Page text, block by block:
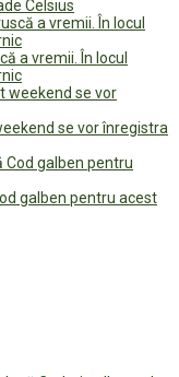
Celsius
a vremii. În locul
se vor înregistra
galben pentru acest